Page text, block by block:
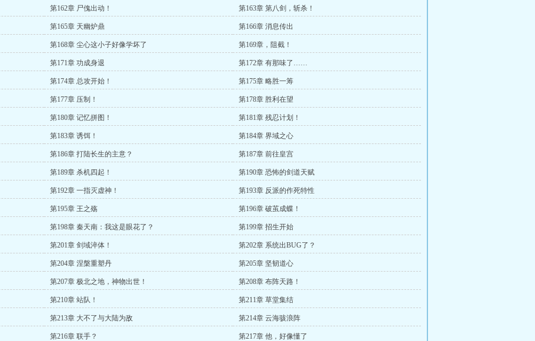
第162章 尸傀出动！ 第163章 第八剑，斩杀！
第165章 天幽炉鼎 第166章 消息传出
第168章 尘心这小子好像学坏了 第169章，阻截！
第171章 功成身退 第172章 有那味了……
第174章 总攻开始！ 第175章 略胜一筹
第177章 压制！ 第178章 胜利在望
第180章 记忆拼图！ 第181章 残忍计划！
第183章 诱饵！ 第184章 界域之心
第186章 打陆长生的主意？ 第187章 前往皇宫
第189章 杀机四起！ 第190章 恐怖的剑道天赋
第192章 一指灭虚神！ 第193章 反派的作死特性
第195章 王之殇 第196章 破茧成蝶！
第198章 秦天南：我这是眼花了？ 第199章 招生开始
第201章 剑域淬体！ 第202章 系统出BUG了？
第204章 涅槃重塑丹 第205章 坚韧道心
第207章 极北之地，神物出世！ 第208章 布阵天路！
第210章 站队！ 第211章 草堂集结
第213章 大不了与大陆为敌 第214章 云海骇浪阵
第216章 联手？ 第217章 他，好像懂了